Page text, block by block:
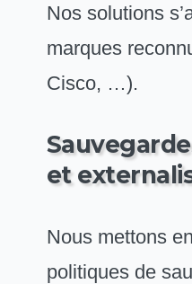
Nos solutions
marques
Cisco, …).
et
Nous mettons
politiques de